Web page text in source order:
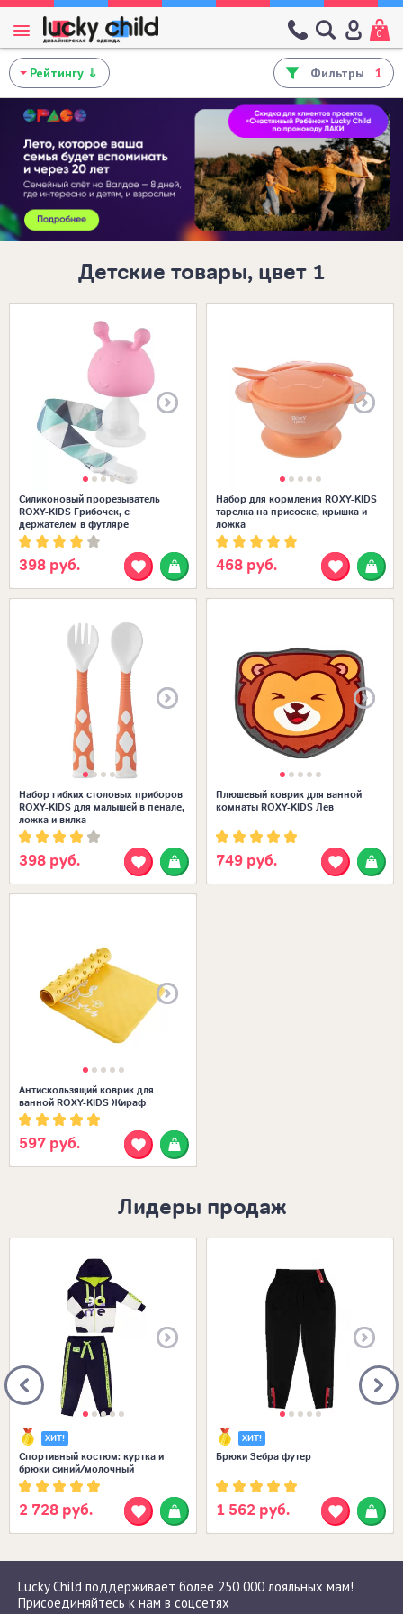
0
Фильтры 1
Детские товары, цвет 1
САЛАТОВЫЙ МЯТНЫЙ
Силиконовый прорезыватель
ROXY-KIDS Грибочек, с
держателем в футляре
398 руб.
Набор для кормления ROXY-KIDS
тарелка на присоске, крышка и
ложка
468 руб.
ОРАНЖЕВЫЙ
СИРЕНЕВЫЙ
Набор гибких столовых приборов
ROXY-KIDS для малышей в пенале,
ложка и вилка
398 руб.
Плюшевый коврик для ванной
комнаты ROXY-KIDS Лев
749 руб.
Антискользящий коврик для
ванной ROXY-KIDS Жираф
597 руб.
Лидеры продаж
Размеры в наличии:
ХИТ!
Спортивный костюм: куртка и
брюки синий/молочный
2 728 руб.
ХИТ!
Брюки Зебра футер
1 562 руб.
Lucky Child поддерживает более 250 000 лояльных мам!
Присоединяйтесь к нам в соцсетях